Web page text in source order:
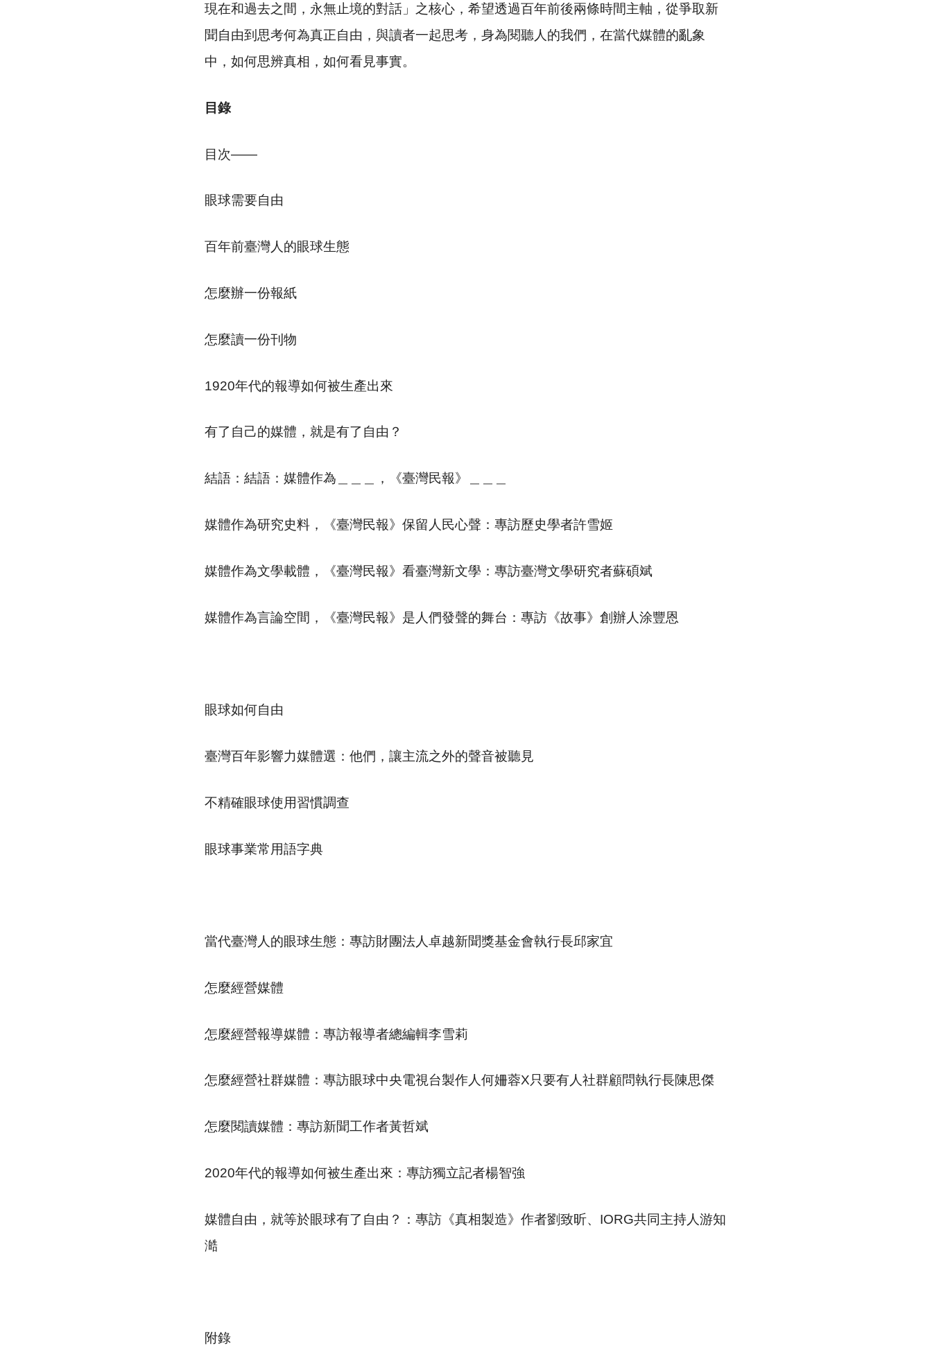
現在和過去之間，永無止境的對話」之核心，希望透過百年前後兩條時間主軸，從爭取新
聞自由到思考何為真正自由，與讀者一起思考，身為閱聽人的我們，在當代媒體的亂象
中，如何思辨真相，如何看見事實。
目錄
目次——
眼球需要自由
百年前臺灣人的眼球生態
怎麼辦一份報紙
怎麼讀一份刊物
1920年代的報導如何被生產出來
有了自己的媒體，就是有了自由？
結語：結語：媒體作為＿＿＿，《臺灣民報》＿＿＿
媒體作為研究史料，《臺灣民報》保留人民心聲：專訪歷史學者許雪姬
媒體作為文學載體，《臺灣民報》看臺灣新文學：專訪臺灣文學研究者蘇碩斌
媒體作為言論空間，《臺灣民報》是人們發聲的舞台：專訪《故事》創辦人涂豐恩
眼球如何自由
臺灣百年影響力媒體選：他們，讓主流之外的聲音被聽見
不精確眼球使用習慣調查
眼球事業常⽤語字典
當代臺灣人的眼球生態：專訪財團法人卓越新聞獎基金會執行長邱家宜
怎麼經營媒體
怎麼經營報導媒體：專訪報導者總編輯李雪莉
怎麼經營社群媒體：專訪眼球中央電視台製作人何姍蓉X只要有人社群顧問執行長陳思傑
怎麼閱讀媒體：專訪新聞工作者黃哲斌
2020年代的報導如何被生產出來：專訪獨立記者楊智強
媒體自由，就等於眼球有了自由？：專訪《真相製造》作者劉致昕、IORG共同主持人游知
澔
附錄